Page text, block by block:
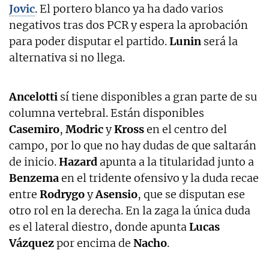
Jovic. El portero blanco ya ha dado varios
negativos tras dos PCR y espera la aprobación
para poder disputar el partido.Lunin será la
alternativa si no llega.
Ancelotti sí tiene disponibles a gran parte de su
columna vertebral. Están disponibles
Casemiro, ModricyKrossen el centro del
campo, por lo que no hay dudas de que saltarán
de inicio.Hazard apunta a la titularidad junto a
Benzemaen el tridente ofensivo y la duda recae
entre RodrygoyAsensio, que se disputan ese
otro rol en la derecha. En la zaga la única duda
es el lateral diestro, donde apuntaLucas
Vázquezpor encima de Nacho.